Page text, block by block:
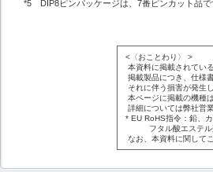
*5 DIP8ピンパッケージは、7番ピンカット品で
<〈おことわり〉 >
本資料に掲載されてい
掲載製品につき、仕様
それに伴う損害が発生
本ページに掲載の機種
詳細については弊社営
* EU RoHS指令：鉛、
フタル酸エステル類
なお、本資料に関して